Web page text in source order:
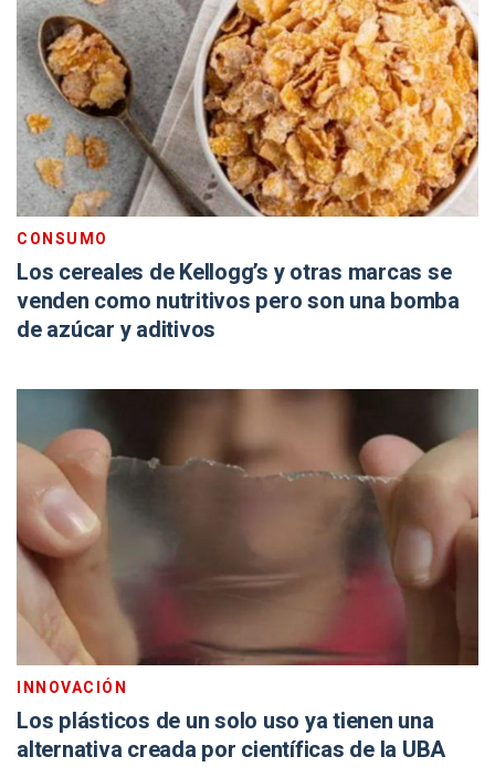
CONSUMO
Los cereales de Kellogg’s y otras marcas se
venden como nutritivos pero son una bomba
de azúcar y aditivos
INNOVACIÓN
Los plásticos de un solo uso ya tienen una
alternativa creada por científicas de la UBA